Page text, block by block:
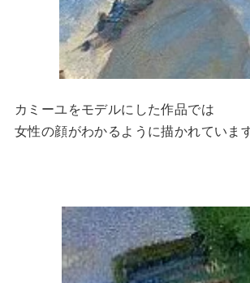
カミーユをモデルにした作品では
女性の顔がわかるように描かれています